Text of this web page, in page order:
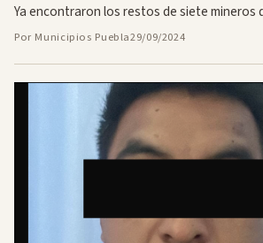
Ya encontraron los restos de siete mineros
Por Municipios Puebla29/09/2024